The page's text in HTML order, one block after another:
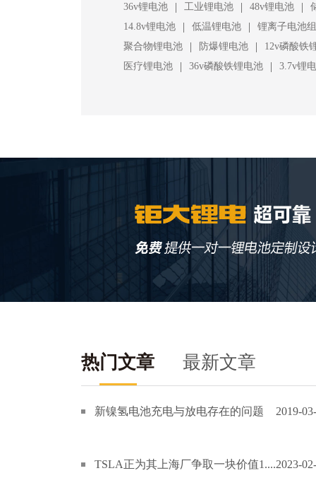
36v锂电池 | 工业锂电池 | 48v锂电池 |
14.8v锂电池
| 低温锂电池 |
锂离子电池组
聚合物锂电池
| 防爆锂电池 |
12v磷酸铁
医疗锂电池
| 36v磷酸铁锂电池 | 3.7v锂
热门文章 最新文章
新镍氢电池充电与放电存在的问题 2019-
TSLA正为其上海厂争取一块价值1....2023-